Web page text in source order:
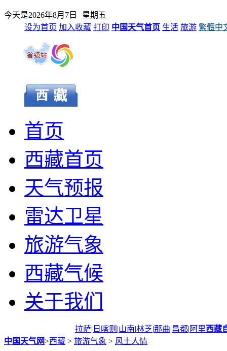
今天是2026年8月7日
星期五
设为首页 加入收藏 打印 中国天气首页 生活 旅游 繁體中
首页
西藏首页
天气预报
雷达卫星
旅游气象
西藏气候
关于我们
拉萨| 日喀则 |山南|林芝|那曲|昌都| 阿里西藏
中国天气网>西藏 > 旅游气象 > 风土人情